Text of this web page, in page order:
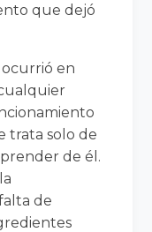
que dejó
en
trata solo de
de él.
de